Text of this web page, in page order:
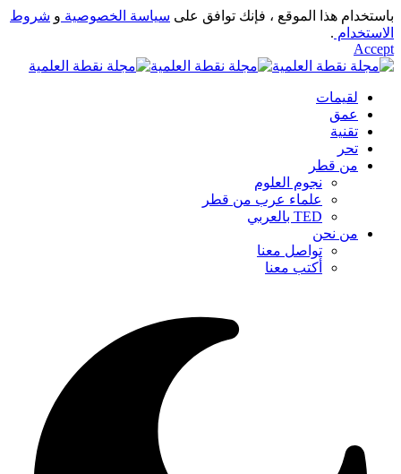
باستخدام هذا الموقع ، فإنك توافق على سياسة الخصوصية و شروط
الاستخدام .
Accept
لقيمات
عمق
تقنية
تحر
من قطر
نجوم العلوم
علماء عرب من قطر
TED بالعربي
من نحن
تواصل معنا
أكتب معنا